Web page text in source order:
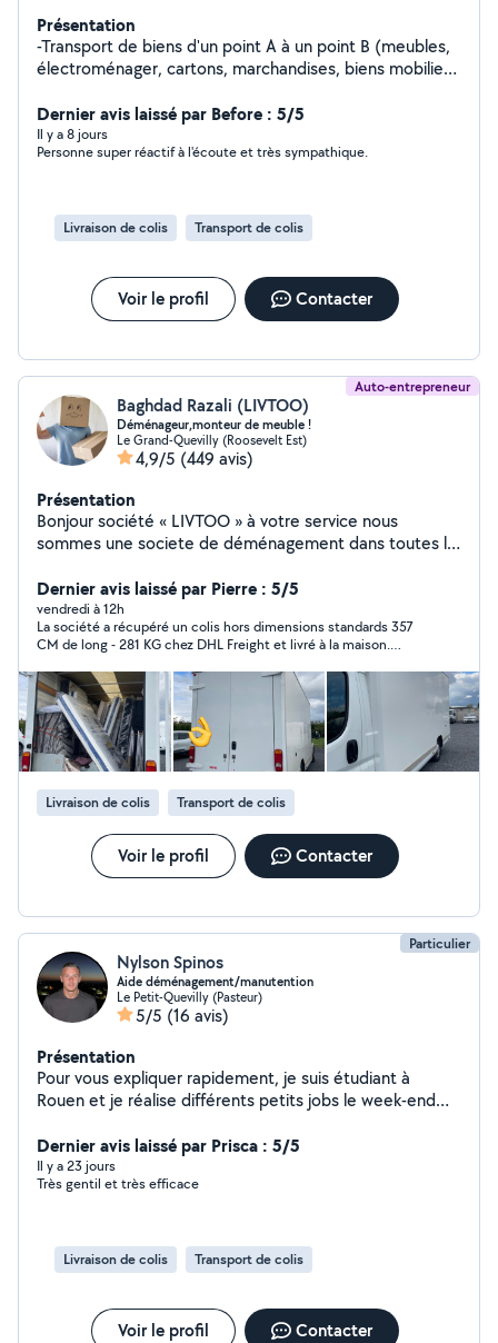
Présentation
-Transport de biens d'un point A à un point B (meubles,
électroménager, cartons, marchandises, biens mobiliers
- Petits déménagements - Débarras d'encombrants
DISPONIBLE 7j/7
Dernier avis laissé par Before : 5/5
Il y a 8 jours
Personne super réactif à l'écoute et très sympathique.
Livraison de colis Transport de colis
Voir le profil Contacter
Auto-entrepreneur
Baghdad Razali (LIVTOO)
Déménageur,monteur de meuble !
Le Grand-Quevilly (Roosevelt Est)
4,9/5 (449 avis)
Présentation
Bonjour société « LIVTOO » à votre service nous
sommes une societe de déménagement dans toutes la
Housses de protection ( sommier + matelas ) . - Sangles
pour attacher le mobilier + l'électroménager . - 3 diables
dernière génération qui montent et qui descendent les
escaliers . Nous effectuons également : - Livraison de
mobilier + montage de meubles . - Livraison
d'électroménager + installation . - Nettoyage
d'appartements et de maisons avant et après
demenagement . - Nettoyage de terrasse,muret,toiture
au Karcher dernière génération 190bars . Vous pouvez
également nous contacter à tout moment par
téléphone ou bien par message sûr mon profil
directement . Bien cordialement .
Dernier avis laissé par Pierre : 5/5
vendredi à 12h
La société a récupéré un colis hors dimensions standards 357
CM de long - 281 KG chez DHL Freight et livré à la maison.
très bonne attitude. Merci encore.
Livraison de colis Transport de colis
Voir le profil Contacter
Particulier
Nylson Spinos
Aide déménagement/manutention
Le Petit-Quevilly (Pasteur)
5/5 (16 avis)
Présentation
Pour vous expliquer rapidement, je suis étudiant à
Rouen et je réalise différents petits jobs le week-end
travailler pour vous aider
Dernier avis laissé par Prisca : 5/5
Il y a 23 jours
Très gentil et très efficace
Livraison de colis Transport de colis
Voir le profil Contacter